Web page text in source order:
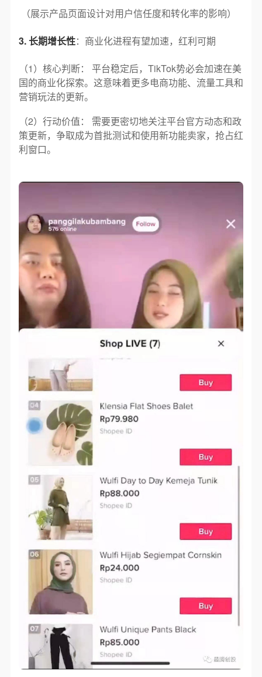
（展示产品页面设计对用户信任度和转化率的影响）
3. 长期增长性：商业化进程有望加速，红利可期
（1）核心判断： 平台稳定后，TikTok势必会加速在美
国的商业化探索。这意味着更多电商功能、流量工具和
营销玩法的更新。
（2）行动价值： 需要更密切地关注平台官方动态和政
策更新，争取成为首批测试和使用新功能卖家，抢占红
利窗口。